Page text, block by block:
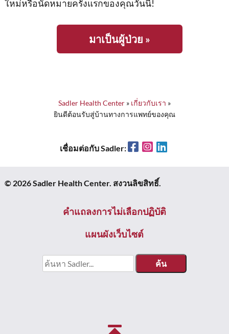
ใหม่หรือนัดหมายครั้งแรกของคุณวันนี้!
มาเป็นผู้ป่วย »
Sadler Health Center» เกี่ยวกับเรา »
ยินดีต้อนรับสู่บ้านทางการแพทย์ของคุณ
เชื่อมต่อกับ Sadler: FacebookInstagram
© 2026 Sadler Health Center. สงวนลิขสิทธิ์.
คําแถลงการไม่เลือกปฏิบัติ
แผนผังเว็บไซต์
หา: